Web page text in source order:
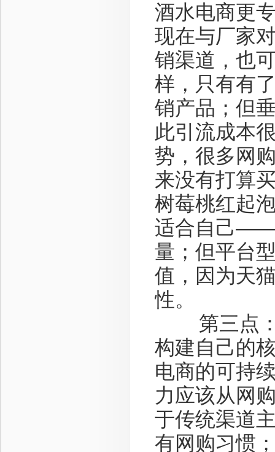
酒水电商更
现在与厂家
销渠道，也
样，只有有
销产品；但
此引流成本
势，很多网
来没有打算
树莓桃红起
适合自己
量；但平台
值，因为天
性。
第三点：
构建自己的
电商的可持
力应该从网
于传统渠道
有网购习惯